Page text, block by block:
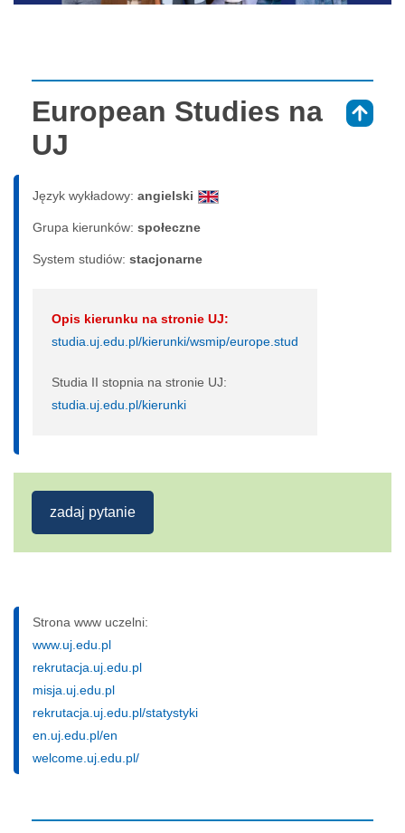
European Studies na
UJ
Język wykładowy: angielski
Grupa kierunków: społeczne
System studiów: sta­cjo­nar­ne
Opis kierunku na stronie UJ:
studia.uj.edu.pl/kierunki/wsmip/europe.stud
Studia II stopnia na stronie UJ:
studia.uj.edu.pl/kierunki
zadaj pytanie
Strona www uczelni:
www.uj.edu.pl
rekrutacja.uj.edu.pl
misja.uj.edu.pl
rekrutacja.uj.edu.pl/statystyki
en.uj.edu.pl/en
welcome.uj.edu.pl/